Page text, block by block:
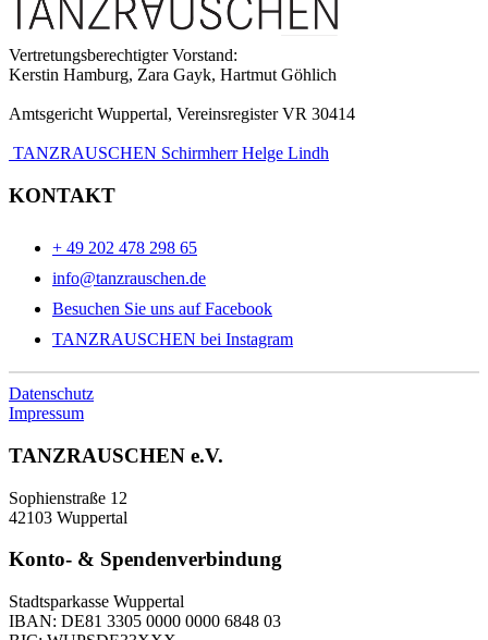
Vertretungsberechtigter Vorstand:
Kerstin Hamburg, Zara Gayk, Hartmut Göhlich
Amtsgericht Wuppertal, Vereinsregister VR 30414
TANZRAUSCHEN Schirmherr Helge Lindh
KONTAKT
+ 49 202 478 298 65
info@tanzrauschen.de
Besuchen Sie uns auf Facebook
TANZRAUSCHEN bei Instagram
Datenschutz
Impressum
TANZRAUSCHEN e.V.
Sophienstraße 12
42103 Wuppertal
Konto- & Spendenverbindung
Stadtsparkasse Wuppertal
IBAN: DE81 3305 0000 0000 6848 03